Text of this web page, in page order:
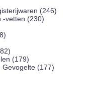
(246)
-vetten (230)
(179)
Gevogelte (177)